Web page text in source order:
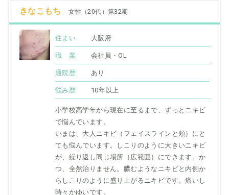
きなこもち 女性（20代）第32期
住まい 大阪府
職 業 会社員・OL
通院歴 あり
悩み歴 10年以上
小学校高学年から現在に至るまで、ずっとニキビ
で悩んでいます。
いまは、大人ニキビ（フェイスラインと頬）にと
ても悩んでいます。しこりのように大きいニキビ
が、繰り返し同じ場所（広範囲）にできます。か
つ、全然治りません。膿むようなニキビと内側か
らしこりのように盛り上がるニキビです。痛いし
時々かゆいです。